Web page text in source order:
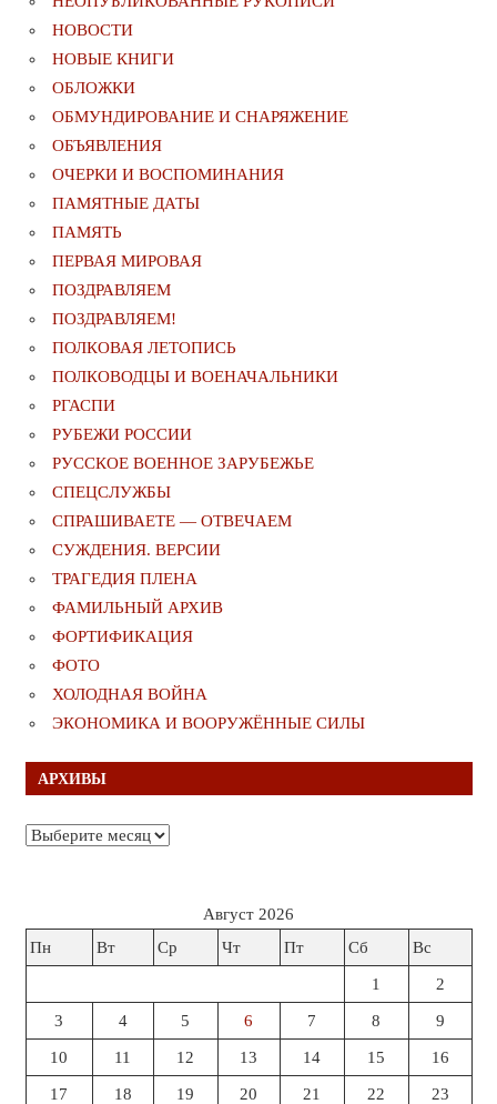
НОВОСТИ
НОВЫЕ КНИГИ
ОБЛОЖКИ
ОБМУНДИРОВАНИЕ И СНАРЯЖЕНИЕ
ОБЪЯВЛЕНИЯ
ОЧЕРКИ И ВОСПОМИНАНИЯ
ПАМЯТНЫЕ ДАТЫ
ПАМЯТЬ
ПЕРВАЯ МИРОВАЯ
ПОЗДРАВЛЯЕМ
ПОЗДРАВЛЯЕМ!
ПОЛКОВАЯ ЛЕТОПИСЬ
ПОЛКОВОДЦЫ И ВОЕНАЧАЛЬНИКИ
РГАСПИ
РУБЕЖИ РОССИИ
РУССКОЕ ВОЕННОЕ ЗАРУБЕЖЬЕ
СПЕЦСЛУЖБЫ
СПРАШИВАЕТЕ — ОТВЕЧАЕМ
СУЖДЕНИЯ. ВЕРСИИ
ТРАГЕДИЯ ПЛЕНА
ФАМИЛЬНЫЙ АРХИВ
ФОРТИФИКАЦИЯ
ФОТО
ХОЛОДНАЯ ВОЙНА
ЭКОНОМИКА И ВООРУЖЁННЫЕ СИЛЫ
АРХИВЫ
Архивы
Август 2026
Пн
Вт Ср Чт Пт Сб Вс
1 2
3 4 5 6 7 8 9
10 11 12 13 14 15 16
17 18 19 20 21 22 23